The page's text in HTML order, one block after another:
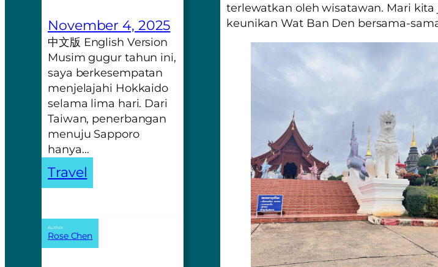
November 4, 2025
中文版 English Version
Musim gugur tahun ini,
saya berkesempatan
menjelajahi Hokkaido
selama lima hari. Dari
Taiwan, penerbangan
menuju Sapporo
hanya…
Travel
Author:
Rose Chen
terlewatkan oleh wisatawan. Mari
keunikan Wat Ban Den bersama-